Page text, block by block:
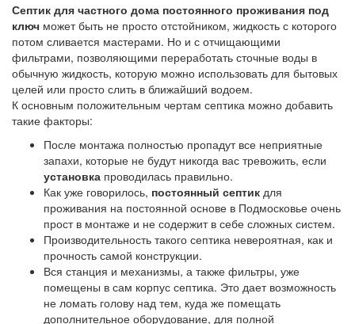
Септик для частного дома постоянного проживания под
ключ может быть не просто отстойником, жидкость с которого
потом сливается мастерами. Но и с отчищающими
фильтрами, позволяющими переработать сточные воды в
обычную жидкость, которую можно использовать для бытовых
целей или просто слить в ближайший водоем.
К основным положительным чертам септика можно добавить
такие факторы:
После монтажа полностью пропадут все неприятные
запахи, которые не будут никогда вас тревожить, если
установка проводилась правильно.
Как уже говорилось, постоянный септик для
проживания на постоянной основе в Подмосковье очень
прост в монтаже и не содержит в себе сложных систем.
Производительность такого септика невероятная, как и
прочность самой конструкции.
Вся станция и механизмы, а также фильтры, уже
помещены в сам корпус септика. Это дает возможность
не ломать голову над тем, куда же помещать
дополнительное оборудование, для полной